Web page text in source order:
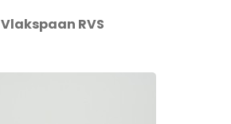
Vlakspaan RVS